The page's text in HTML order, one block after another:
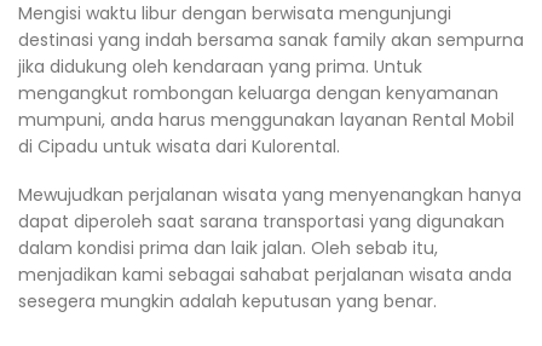
Mengisi waktu libur dengan berwisata mengunjungi
destinasi yang indah bersama sanak family akan sempurna
jika didukung oleh kendaraan yang prima. Untuk
mengangkut rombongan keluarga dengan kenyamanan
mumpuni, anda harus menggunakan layanan Rental Mobil
di Cipadu untuk wisata dari Kulorental.
Mewujudkan perjalanan wisata yang menyenangkan hanya
dapat diperoleh saat sarana transportasi yang digunakan
dalam kondisi prima dan laik jalan. Oleh sebab itu,
menjadikan kami sebagai sahabat perjalanan wisata anda
sesegera mungkin adalah keputusan yang benar.